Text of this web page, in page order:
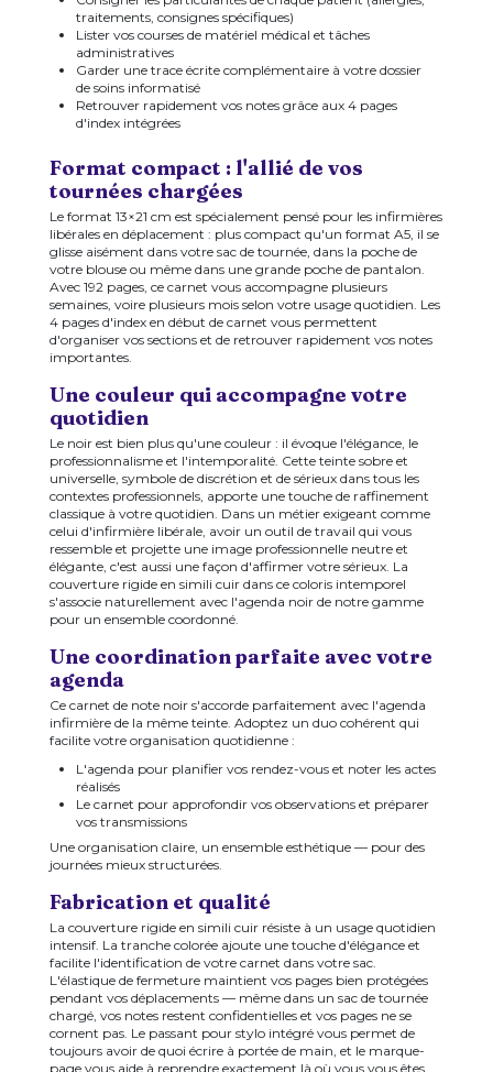
traitements, consignes spécifiques)
Lister vos courses de matériel médical et tâches
administratives
Garder une trace écrite complémentaire à votre dossier
de soins informatisé
Retrouver rapidement vos notes grâce aux 4 pages
d'index intégrées
Format compact : l'allié de vos
tournées chargées
Le format 13×21 cm est spécialement pensé pour les infirmières
libérales en déplacement : plus compact qu'un format A5, il se
glisse aisément dans votre sac de tournée, dans la poche de
votre blouse ou même dans une grande poche de pantalon.
Avec 192 pages, ce carnet vous accompagne plusieurs
semaines, voire plusieurs mois selon votre usage quotidien. Les
4 pages d'index en début de carnet vous permettent
d'organiser vos sections et de retrouver rapidement vos notes
importantes.
Une couleur qui accompagne votre
quotidien
Le noir est bien plus qu'une couleur : il évoque l'élégance, le
professionnalisme et l'intemporalité. Cette teinte sobre et
universelle, symbole de discrétion et de sérieux dans tous les
contextes professionnels, apporte une touche de raffinement
classique à votre quotidien. Dans un métier exigeant comme
celui d'infirmière libérale, avoir un outil de travail qui vous
ressemble et projette une image professionnelle neutre et
élégante, c'est aussi une façon d'affirmer votre sérieux. La
couverture rigide en simili cuir dans ce coloris intemporel
s'associe naturellement avec l'agenda noir de notre gamme
pour un ensemble coordonné.
Une coordination parfaite avec votre
agenda
Ce carnet de note noir s'accorde parfaitement avec l'agenda
infirmière de la même teinte. Adoptez un duo cohérent qui
facilite votre organisation quotidienne :
L'agenda pour planifier vos rendez-vous et noter les actes
réalisés
Le carnet pour approfondir vos observations et préparer
vos transmissions
Une organisation claire, un ensemble esthétique — pour des
journées mieux structurées.
Fabrication et qualité
La couverture rigide en simili cuir résiste à un usage quotidien
intensif. La tranche colorée ajoute une touche d'élégance et
facilite l'identification de votre carnet dans votre sac.
L'élastique de fermeture maintient vos pages bien protégées
pendant vos déplacements — même dans un sac de tournée
chargé, vos notes restent confidentielles et vos pages ne se
cornent pas. Le passant pour stylo intégré vous permet de
toujours avoir de quoi écrire à portée de main, et le marque-
page vous aide à reprendre exactement là où vous vous êtes